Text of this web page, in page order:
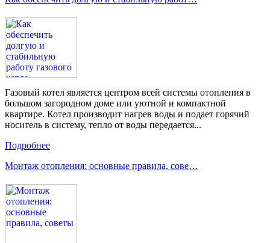
Газовый котел является центром всей системы отопления в
большом загородном доме или уютной и компактной
квартире. Котел производит нагрев воды и подает горячий
носитель в систему, тепло от воды передается...
Подробнее
Монтаж отопления: основные правила, сове…